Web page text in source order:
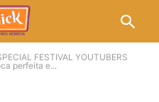
FESTIVAL YOUTUBERS
perfeita e...